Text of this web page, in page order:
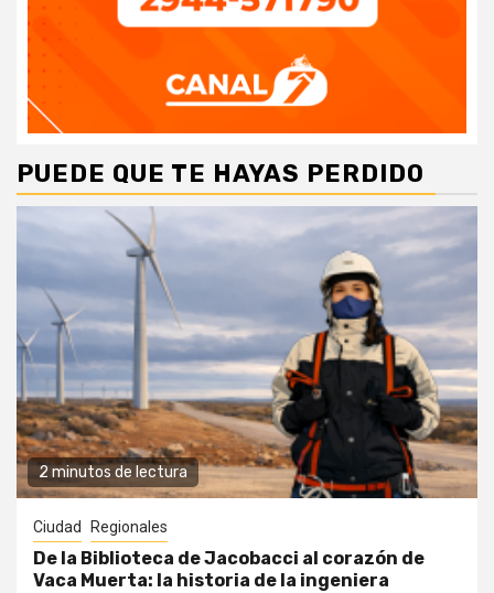
PUEDE QUE TE HAYAS PERDIDO
2 minutos de lectura
Ciudad Regionales
De la Biblioteca de Jacobacci al corazón de
Vaca Muerta: la historia de la ingeniera